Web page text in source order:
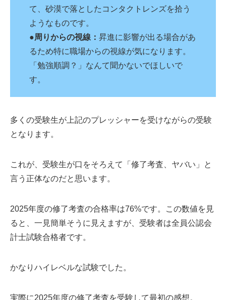
て、砂漠で落としたコンタクトレンズを拾う
ようなものです。
●周りからの視線： 昇進に影響が出る場合があ
るため特に職場からの視線が気になります。
「勉強順調？」なんて聞かないでほしいで
す。
多くの受験生が上記のプレッシャーを受けながらの受験
となります。
これが、受験生が口をそろえて「修了考査、ヤバい」と
言う正体なのだと思います。
2025年度の修了考査の合格率は76%です。この数値を見
ると、一見簡単そうに見えますが、受験者は全員公認会
計士試験合格者です。
かなりハイレベルな試験でした。
実際に2025年度の修了考査を受験して最初の感想。